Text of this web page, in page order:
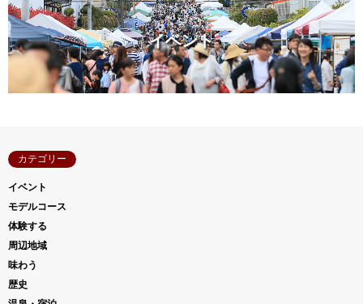
イベント
カテゴリー
イベント
モデルコース
体験する
周辺地域
味わう
歴史